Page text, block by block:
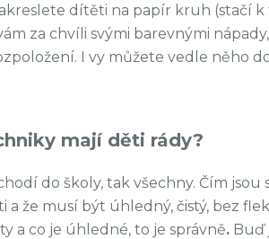
dítěti na papír kruh (stačí
za chvíli svými barevnými
I vy můžete vedle něho
mají děti rády?
do školy, tak všechny. Čím
a že musí být úhledný, čistý, bez
a co je úhledné, to je správně. Buď